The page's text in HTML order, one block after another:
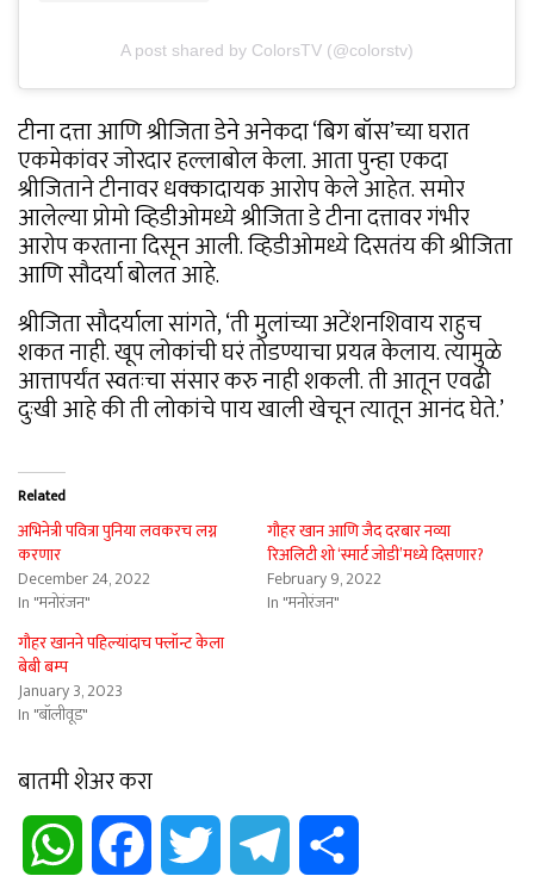
A post shared by ColorsTV (@colorstv)
टीना दत्ता आणि श्रीजिता डेने अनेकदा ‘बिग बॉस’च्या घरात
एकमेकांवर जोरदार हल्लाबोल केला. आता पुन्हा एकदा
श्रीजिताने टीनावर धक्कादायक आरोप केले आहेत. समोर
आलेल्या प्रोमो व्हिडीओमध्ये श्रीजिता डे टीना दत्तावर गंभीर
आरोप करताना दिसून आली. व्हिडीओमध्ये दिसतंय की श्रीजिता
आणि सौदर्या बोलत आहे.
श्रीजिता सौदर्याला सांगते, ‘ती मुलांच्या अटेंशनशिवाय राहुच
शकत नाही. खूप लोकांची घरं तोडण्याचा प्रयत्न केलाय. त्यामुळे
आत्तापर्यंत स्वतःचा संसार करु नाही शकली. ती आतून एवढी
दुःखी आहे की ती लोकांचे पाय खाली खेचून त्यातून आनंद घेते.’
Related
अभिनेत्री पवित्रा पुनिया लवकरच लग्न
करणार
December 24, 2022
In "मनोरंजन"
गौहर खान आणि जैद दरबार नव्या
रिअलिटी शो ‘स्मार्ट जोडी’मध्ये दिसणार?
February 9, 2022
In "मनोरंजन"
गौहर खानने पहिल्यांदाच फ्लॉन्ट केला
बेबी बम्प
January 3, 2023
In "बॉलीवूड"
बातमी शेअर करा
WhatsApp Facebook Twitter Telegram